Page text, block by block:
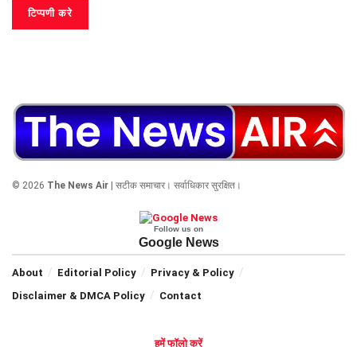
© 2026 The News Air | सटीक समाचार। सर्वाधिकार सुरक्षित।
Follow us on
Google News
About Editorial Policy
Privacy & Policy
Disclaimer & DMCA Policy
Contact
हमें फॉलो करें